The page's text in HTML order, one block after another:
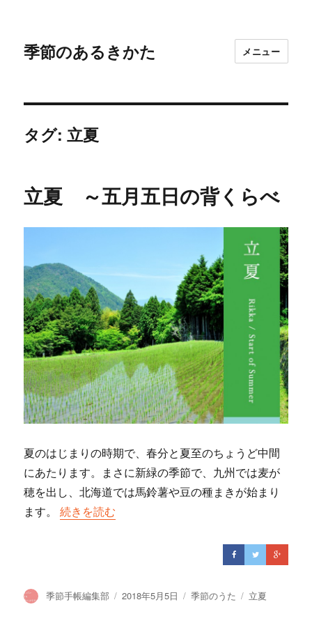
季節のあるきかた メニュー
タグ: 立夏
立夏 ～五月五日の背くらべ
夏のはじまりの時期で、春分と夏至のちょうど中間
にあたります。まさに新緑の季節で、九州では麦が
穂を出し、北海道では馬鈴薯や豆の種まきが始まり
ます。“立夏 ～五月五日の背くらべ”の
続きを読む
投
季節手帳編集部
投
2018年5月5日
カ
季節のうた
タ
立夏